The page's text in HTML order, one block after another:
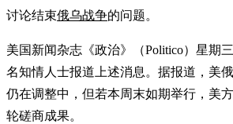
讨论结束俄乌战争的问题。
美国新闻杂志《政治》（Politico）星期
名知情人士报道上述消息。据报道，美
仍在调整中，但若本周末如期举行，美
轮磋商成果。